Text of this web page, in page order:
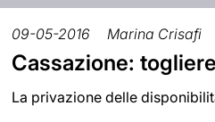
09-05-2016 Marina Crisafi
Cassazione:
La privazione delle